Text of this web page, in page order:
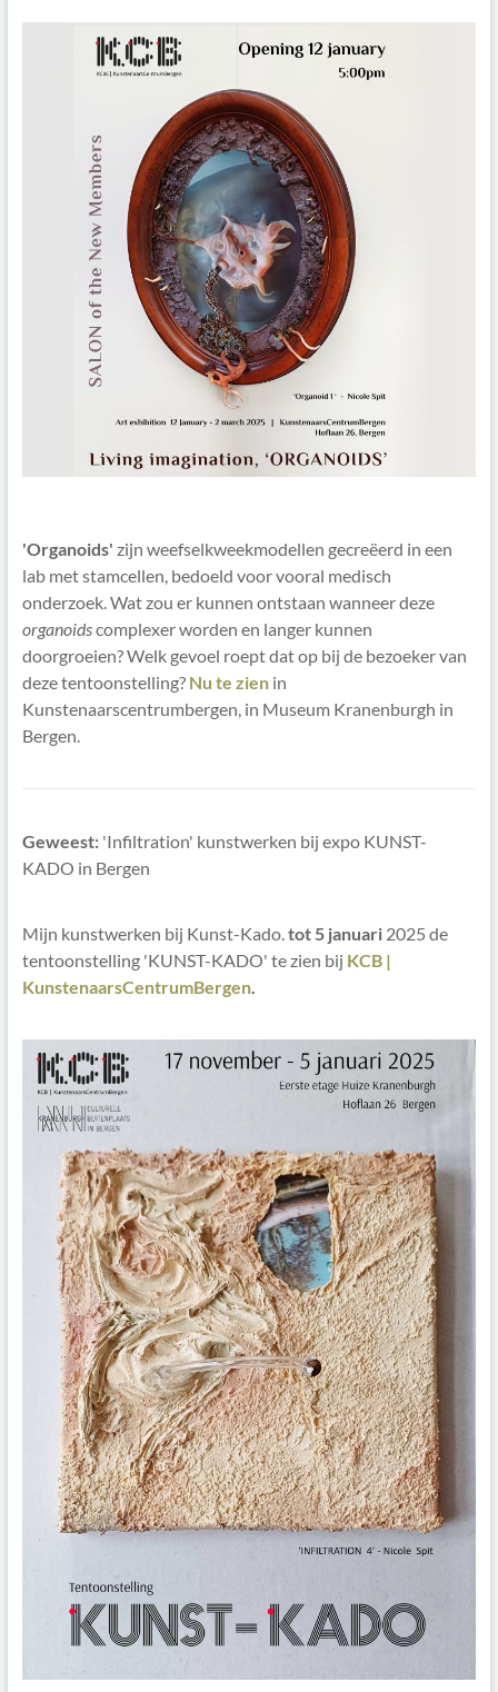
'Organoids' zijn weefselkweekmodellen gecreëerd in een
lab met stamcellen, bedoeld voor vooral medisch
onderzoek. Wat zou er kunnen ontstaan wanneer deze
organoidscomplexer worden en langer kunnen
doorgroeien? Welk gevoel roept dat op bij de bezoeker van
deze tentoonstelling? Nu te zienin
Kunstenaarscentrumbergen, in Museum Kranenburgh in
Bergen.
Geweest:'Infiltration' kunstwerken bij expo KUNST-
KADO in Bergen
Mijn kunstwerken bij Kunst-Kado. tot 5 januari2025 de
tentoonstelling 'KUNST-KADO' te zien bij KCB |
KunstenaarsCentrumBergen.